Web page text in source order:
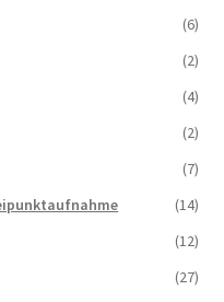
(6)
(2)
(4)
(2)
(7)
(14)
(12)
(27)